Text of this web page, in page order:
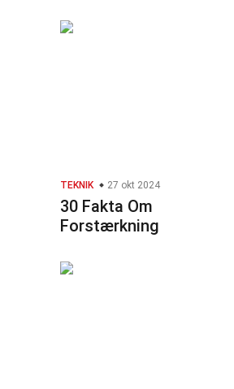
TEKNIK 27 okt 2024
30 Fakta Om
Forstærkning